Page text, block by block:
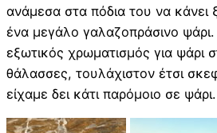
ανάμεσα στα πόδια του να κάνει
ένα μεγάλο γαλαζοπράσινο
εξωτικός χρωματισμός για ψάρι
θάλασσες, τουλάχιστον έτσι
είχαμε δει κάτι παρόμοιο σε ψάρι.